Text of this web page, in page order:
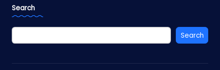
Search
Search